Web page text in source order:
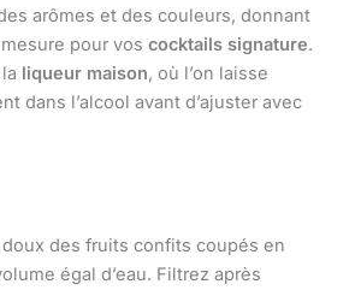
arômes et des couleurs, donnant
pour vos cocktails signature.
liqueur maison, où l’on laisse
dans l’alcool avant d’ajuster avec
des fruits confits coupés en
égal d’eau. Filtrez après